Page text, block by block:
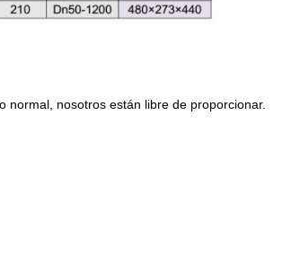
normal, nosotros están libre de proporcionar.